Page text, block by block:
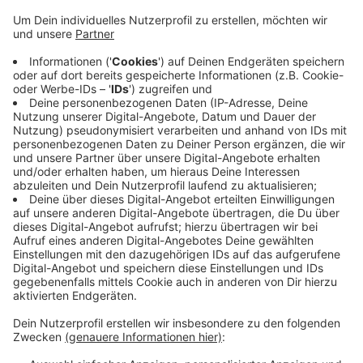
Masken tragen und generell Abstand halten.
Deswegen werden zwischen den Besuchern oft
Plätze freigelassen. Im Opernhaus zum Beispiel
bleibt jeder zweite Sitz frei. Das macht sich auch
finanziell bemerkbar. Vor allem für private
Betreiber sind die finanziellen Ausfälle schwer zu
verkraften. Alle hoffen, dass die Corona-
Schutzverordnung des Landes NRW nach den
Sommerferien nicht wieder verschärft wird und sie
Planungssicherheit haben.
Veröffentlicht:Montag, 27.07.2020 06:48
Anzeige